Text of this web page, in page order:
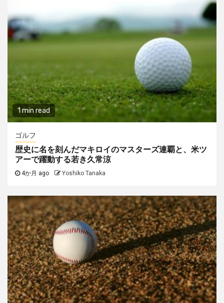
1 min read
ゴルフ
歴史に名を刻んだマキロイのマスターズ連覇と、米ツ
アーで躍動する若き久常涼
4か月 ago Yoshiko Tanaka